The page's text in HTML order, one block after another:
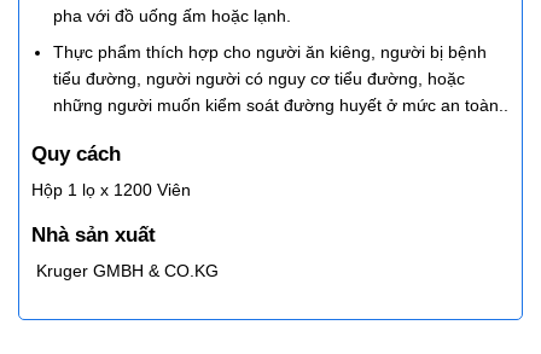
pha với đồ uống ấm hoặc lạnh.
Thực phẩm thích hợp cho người ăn kiêng, người bị bệnh
tiểu đường, người người có nguy cơ tiểu đường, hoặc
những người muốn kiểm soát đường huyết ở mức an toàn..
Quy cách
Hộp 1 lọ x 1200 Viên
Nhà sản xuất
Kruger GMBH & CO.KG